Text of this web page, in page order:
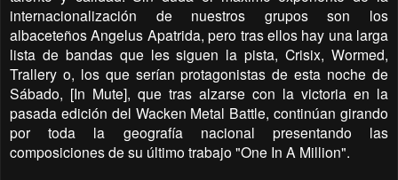
internacionalización de nuestros grupos son los
albaceteños Angelus Apatrida, pero tras ellos hay una larga
lista de bandas que les siguen la pista, Crisix, Wormed,
Trallery o, los que serían protagonistas de esta noche de
Sábado, [In Mute], que tras alzarse con la victoria en la
pasada edición del Wacken Metal Battle, continúan girando
por toda la geografía nacional presentando las
composiciones de su último trabajo "One In A Million".